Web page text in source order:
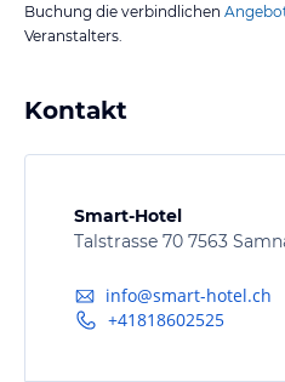
Buchung die verbindlichen
Veranstalters.
Kontakt
Smart-Hotel
Talstrasse 70 7563
info@smart-hotel.ch
+41818602525